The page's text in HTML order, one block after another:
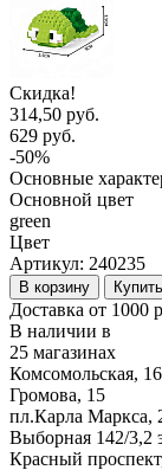
Скидка!
314,50 руб.
629 руб.
-50%
Основные
Основной цвет
green
Цвет
Артикул: 240235
В корзину
Доставка от 1000
В наличии в
25 магазинах
Комсомольская, 16
Громова, 15
пл.Карла Маркса,
Выборная 142/
Красный